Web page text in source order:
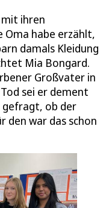
mit ihren
Oma habe erzählt,
damals Kleidung
Mia Bongard.
Großvater in
sei er dement
gefragt, ob der
den war das schon